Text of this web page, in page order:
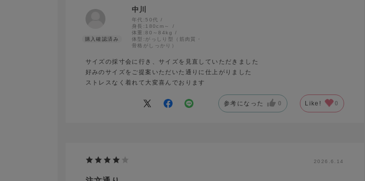
中川
年代: 50代
身長: 180cm～
体重:80～84kg
体型: がっしり型（筋肉質・
骨格がしっかり）
サイズの採寸会に行き、サイズを見直していただきました
好みのサイズをご提案いただいた通りに仕上がりました
ストレスなく着れて大変喜んでおります
参考になった 0 Like! 0
2026.6.14